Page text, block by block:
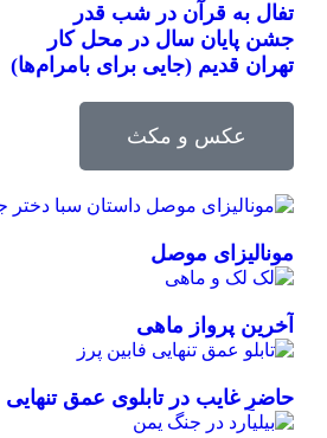
تفال به قرآن در شب قدر
جشن پایان سال در محل کار
تهران قدیم (جایی برای بامرام‌ها)
عکس و مکث
مونالیزای موصل
آخرین پرواز ماهی
حاضرِ غایب در تابلوی عمق تنهایی